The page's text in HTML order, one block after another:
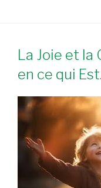
La Joie et la
en ce qui Est.